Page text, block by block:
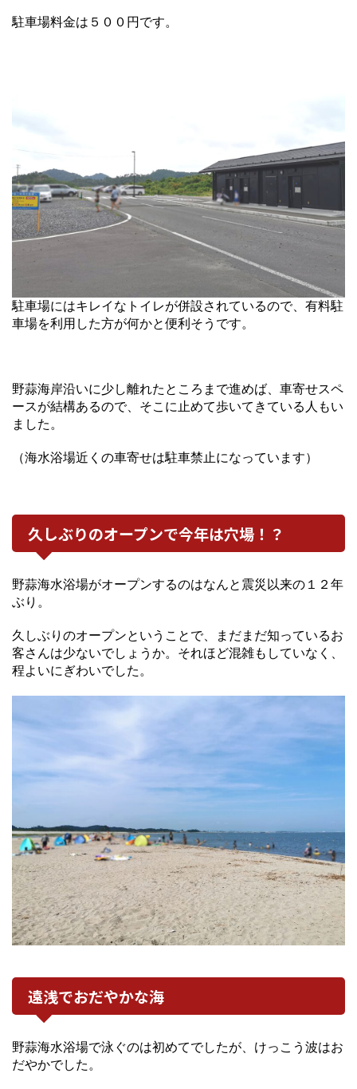
駐車場料金は５００円です。
駐車場にはキレイなトイレが併設されているので、有料駐
車場を利用した方が何かと便利そうです。
野蒜海岸沿いに少し離れたところまで進めば、車寄せスペ
ースが結構あるので、そこに止めて歩いてきている人もい
ました。
（海水浴場近くの車寄せは駐車禁止になっています）
久しぶりのオープンで今年は穴場！？
野蒜海水浴場がオープンするのはなんと震災以来の１２年
ぶり。
久しぶりのオープンということで、まだまだ知っているお
客さんは少ないでしょうか。それほど混雑もしていなく、
程よいにぎわいでした。
遠浅でおだやかな海
野蒜海水浴場で泳ぐのは初めてでしたが、けっこう波はお
だやかでした。